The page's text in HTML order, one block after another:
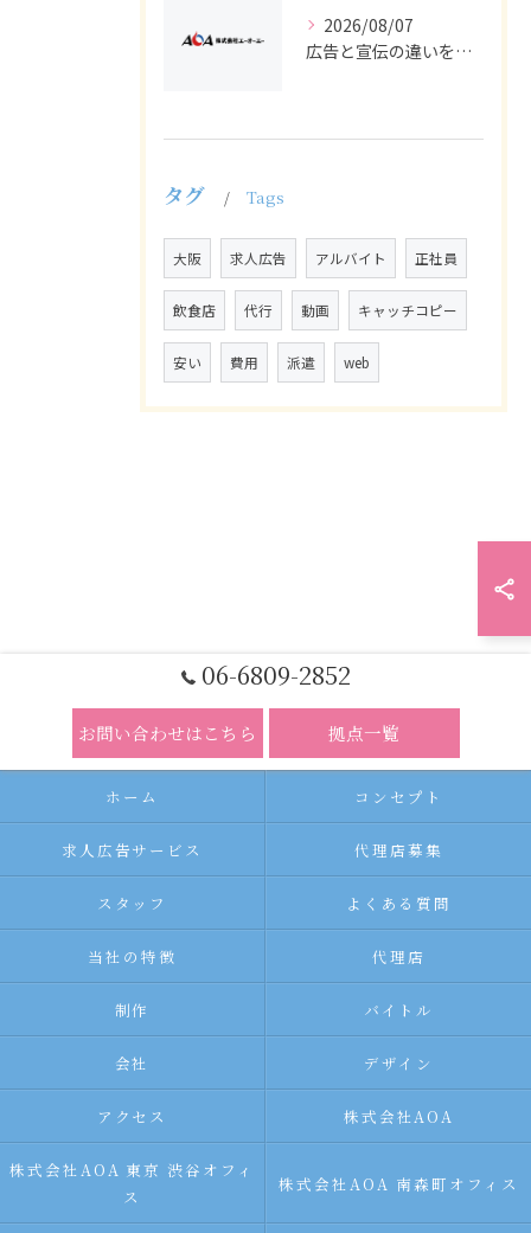
2026/08/07
広告と宣伝の違いを押さえた採用求人戦略とバイト正社員獲得の実務ポイント
タグ Tags
大阪 求人広告 アルバイト 正社員
飲食店 代行 動画 キャッチコピー
安い 費用 派遣 web
06-6809-2852
お問い合わせはこちら 拠点一覧
ホーム コンセプト
求人広告サービス 代理店募集
スタッフ よくある質問
当社の特徴 代理店
制作 バイトル
会社 デザイン
アクセス 株式会社AOA
株式会社AOA 東京 渋谷オフィ
ス
株式会社AOA 南森町オフィス